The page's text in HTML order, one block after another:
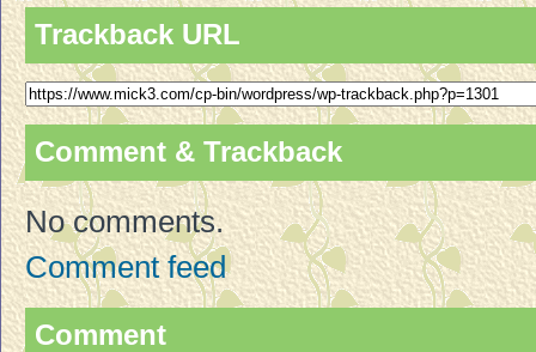
Trackback URL
Comment & Trackback
No comments.
Comment feed
Comment